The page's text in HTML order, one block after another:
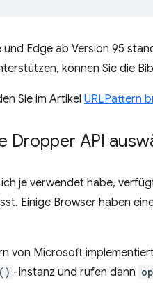
und Edge ab Version 95
können Sie die
Sie im Artikel URLPattern
Dropper API
je verwendet habe,
Einige Browser haben
von Microsoft
-Instanz und rufen dann